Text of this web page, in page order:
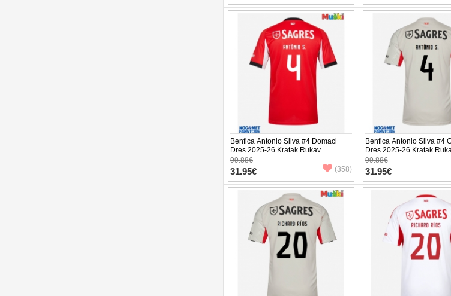
Benfica Antonio Silva #4 Domaci
Dres 2025-26 Kratak Rukav
99.88€
31.95€ (358)
Benfica Antonio Silva #4
Dres 2025-26 Kratak
99.88€
31.95€